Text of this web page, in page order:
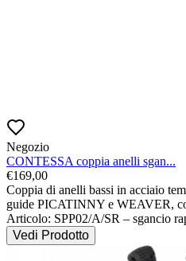
Negozio
CONTESSA coppia anelli sgan...
€169,00
Coppia di anelli bassi in acciaio
guide PICATINNY e WEAVER,
Articolo: SPP02/A/SR – sgancio
Vedi Prodotto